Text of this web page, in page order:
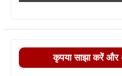
कृपया साझा करें और